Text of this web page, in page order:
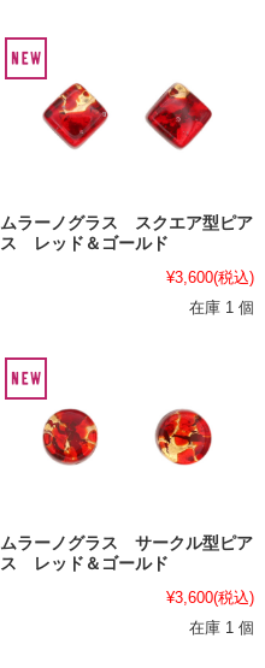
ムラーノグラス スクエア型ピア
ス レッド＆ゴールド
¥3,600(税込)
在庫 1 個
ムラーノグラス サークル型ピア
ス レッド＆ゴールド
¥3,600(税込)
在庫 1 個